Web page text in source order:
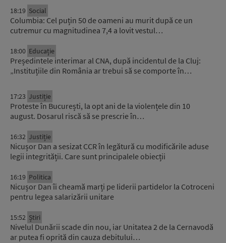
18:19 Social
Columbia: Cel puțin 50 de oameni au murit după ce un
cutremur cu magnitudinea 7,4 a lovit vestul…
18:00 Educație
Președintele interimar al CNA, după incidentul de la Cluj:
„Instituțiile din România ar trebui să se comporte în…
17:23 Justiție
Proteste în București, la opt ani de la violențele din 10
august. Dosarul riscă să se prescrie în…
16:32 Justiție
Nicușor Dan a sesizat CCR în legătură cu modificările aduse
legii integrității. Care sunt principalele obiecții
16:19 Politica
Nicușor Dan îi cheamă marți pe liderii partidelor la Cotroceni
pentru legea salarizării unitare
15:52 Știri
Nivelul Dunării scade din nou, iar Unitatea 2 de la Cernavodă
ar putea fi oprită din cauza debitului…